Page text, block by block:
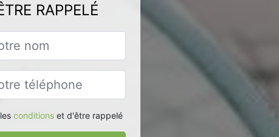
RAPPELÉ
conditionset d'être rappelé